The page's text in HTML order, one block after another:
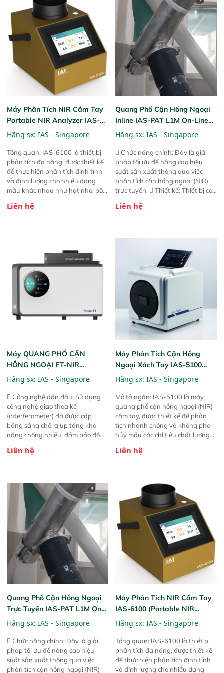
bản trước, FPA touch! nhỏ hơn và
nhẹ hơn đáng kể, đồng thời được
nâng cấp với các tính năng mới.
bản trước, FPA touch! nhỏ hơn và
nhẹ hơn đáng kể, đồng thời được
nâng cấp với các tính năng mới.
Máy Phân Tích NIR Cầm Tay
Portable NIR Analyzer IAS-
6100
Hãng sx: IAS - Singapore
Tổng quan: IAS-6100 là thiết bị
phân tích đa năng, được thiết kế
để thực hiện phân tích định tính
và định lượng cho nhiều dạng
mẫu khác nhau như hạt nhỏ, bột,
này cho phép bất kỳ ai cũng có
thức ăn chăn nuôi, nguyên liệu
thực phẩm, nông sản,..
Liên hệ
Quang Phổ Cận Hồng Ngoại
Inline IAS-PAT L1M On-Line
NIR
Hãng sx: IAS - Singapore
 Chức năng chính: Đây là giải
pháp tối ưu để nâng cao hiệu
suất sản xuất thông qua việc
phân tích cận hồng ngoại (NIR)
trực tuyến.  Thiết kế: Thiết bị có
hỗ trợ tản nhiệt tăng cường và đã
năng theo dõi thông số theo thời
gian thực và trực quan hóa dữ
liệu để tăng chỉ số ROI cho doanh
Liên hệ
Máy QUANG PHỔ CẬN
HỒNG NGOẠI FT-NIR
Analyzer Vista-R
Hãng sx: IAS - Singapore
 Công nghệ dẫn đầu: Sử dụng
công nghệ giao thoa kế
(interferometer) đã được cấp
bằng sáng chế, giúp tăng khả
năng chống nhiễu, đảm bảo độ
Phạm vi ứng dụng rộng: Đáp ứng
ngành công nghiệp khác nhau. 
Độ nhạy cao: Trang bị đầu dò
InGaAs độ nhạy cao, cung cấp
phản hồi phổ tuyến tính đầy đủ,
đảm bảo độ chính xác và khả
năng lặp lại tối ưu.
Liên hệ
Máy Phân Tích Cận Hồng
Ngoại Xách Tay IAS-5100
(Portable NIR Analyzer)
Hãng sx: IAS - Singapore
Mô tả ngắn: IAS-5100 là máy
quang phổ cận hồng ngoại (NIR)
cầm tay, được thiết kế để phân
tích nhanh chóng và không phá
hủy mẫu các chỉ tiêu chất lượng
Thiết bị linh hoạt cho nhiều kịch
trực tiếp ngoài đồng ruộng.
Liên hệ
Quang Phổ Cận Hồng Ngoại
Trực Tuyến IAS-PAT L1M On-
Line NIR
Hãng sx: IAS - Singapore
 Chức năng chính: Đây là giải
pháp tối ưu để nâng cao hiệu
suất sản xuất thông qua việc
phân tích cận hồng ngoại (NIR)
Máy Phân Tích NIR Cầm Tay
IAS-6100 (Portable NIR
Analyzer)
Hãng sx: IAS - Singapore
Tổng quan: IAS-6100 là thiết bị
phân tích đa năng, được thiết kế
để thực hiện phân tích định tính
và định lượng cho nhiều dạng